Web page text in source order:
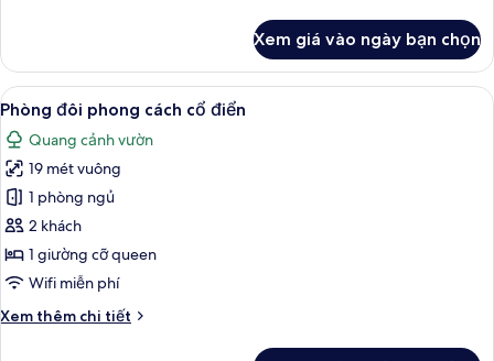
Phòng
đôi
phong
cổ
điển
Xem giá vào ngày bạn chọn
Xem
tất
cả
ảnh
Phòng
đôi
phong
cách
điển
Phòng đôi phong cách cổ điển | Bộ
6
Phòng đôi phong cách cổ điển
Quang cảnh vườn
19 mét vuông
1 phòng ngủ
2 khách
1 giường cỡ queen
Wifi miễn phí
Xem thêm chi tiết
Chi